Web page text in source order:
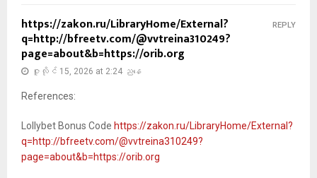
https://zakon.ru/LibraryHome/External?
q=http://bfreetv.com/@vvtreina310249?
page=about&b=https://orib.org
ဇူလိုင် 15, 2026 at 2:24 ညနေ
References:
Lollybet Bonus Code https://zakon.ru/LibraryHome/External?
q=http://bfreetv.com/@vvtreina310249?
page=about&b=https://orib.org
REPLY